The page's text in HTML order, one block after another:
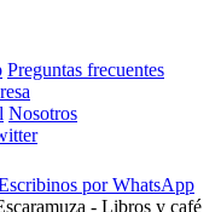
Preguntas frecuentes
Nosotros
por WhatsApp
- Libros y café